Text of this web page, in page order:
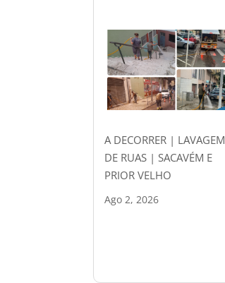
A DECORRER | LAVAGEM
DE RUAS | SACAVÉM E
PRIOR VELHO
Ago 2, 2026